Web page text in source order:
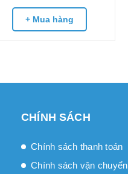
+ Mua hàng
CHÍNH SÁCH
Chính sách thanh toán
Chính sách vận chuyển